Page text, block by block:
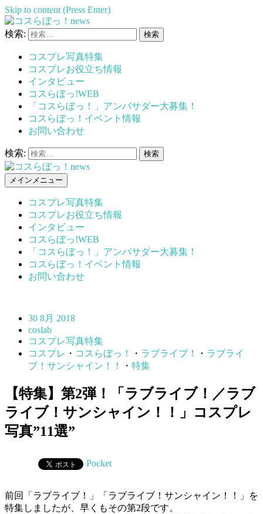
Skip to content (Press Enter)
コスらぼっ！news
検索:
コスプレ写真特集
コスプレお役立ち情報
インタビュー
コスらぼっ!WEB
「コスらぼっ！」アンバサダー大募集！
コスらぼっ！イベント情報
お問い合わせ
検索:
コスらぼっ！news
メインメニュー
コスプレ写真特集
コスプレお役立ち情報
インタビュー
コスらぼっ!WEB
「コスらぼっ！」アンバサダー大募集！
コスらぼっ！イベント情報
お問い合わせ
30 8月 2018
coslab
コスプレ写真特集
コスプレ ・ コスらぼっ！ ・ ラブライブ！ ・ ラブライ
ブ！サンシャイン！！
・ 特集
【特集】第2弾！「ラブライブ！／ラブ
ライブ！サンシャイン！！」コスプレ
写真”11選”
Pocket
前回「ラブライブ！」「ラブライブ！サンシャイン！！」を
特集しましたが、早くもその第2段です。